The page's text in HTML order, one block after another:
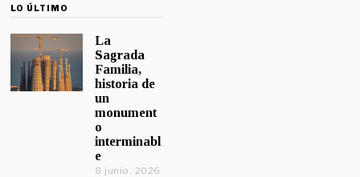
LO ÚLTIMO
La
Sagrada
Familia,
historia de
un
monument
o
interminabl
e
8 junio, 2026